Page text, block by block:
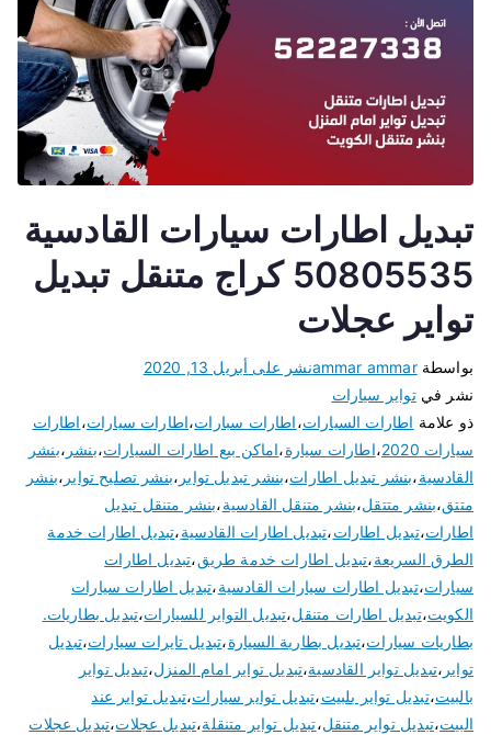
تبديل اطارات سيارات القادسية
50805535 كراج متنقل تبديل
تواير عجلات
بواسطةammar ammarنشر على أبريل 13, 2020
نشر فيتواير سيارات
ذو علامة اطارات السيارات،اطارات سبارات،اطارات سيارات،اطارات
سيارات 2020
،اطارات سيارة،اماكن بيع اطارات السيارات،بنشر ،بنشر
القادسية،بنشر تبديل اطارات،بنشر تبديل تواير ،بنشر تصليح تواير ،بنشر
متتق،بنشر متتقل،بنشر متنقل القادسية،بنشر متنقل تبديل
اطارات،تبديل اطارات،تبديل اطارات القادسية،تبديل اطارات خدمة
الطرق السريعة،تبديل اطارات خدمة طريق،تبديل اطارات
سيارات،تبديل اطارات سيارات القادسية،تبديل اطارات سيارات
الكويت،تبديل اطارات متنقل،تبديل التواير للسيارات،تبديل بطاريات.
بطاريات سيارات،تبديل بطارية السيارة،تبديل تايرات سيارات،تبديل
تواير ،تبديل تواير القادسية،تبديل تواير امام المنزل،تبديل تواير
بالبيت،تبديل تواير بلبيت،تبديل تواير سيارات،تبديل تواير عند
البيت،تبديل تواير متنقل،تبديل تواير متنقلة،تبديل عجلات،تبديل عجلات